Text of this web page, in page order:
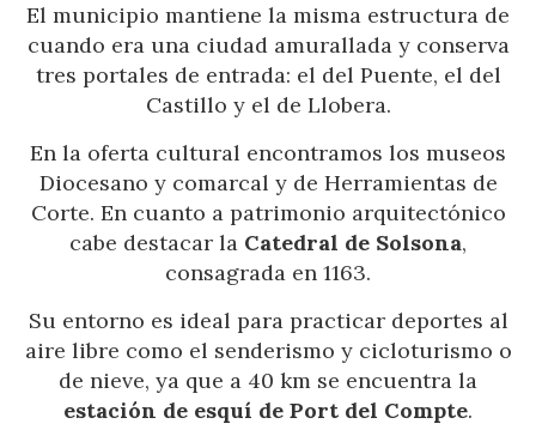
El municipio mantiene la misma estructura de
cuando era una ciudad amurallada y conserva
tres portales de entrada: el del Puente, el del
Castillo y el de Llobera.
En la oferta cultural encontramos los museos
Diocesano y comarcal y de Herramientas de
Corte. En cuanto a patrimonio arquitectónico
cabe destacar la Catedral de Solsona,
consagrada en 1163.
Su entorno es ideal para practicar deportes al
aire libre como el senderismo y cicloturismo o
de nieve, ya que a 40 km se encuentra la
estación de esquí de Port del Compte.